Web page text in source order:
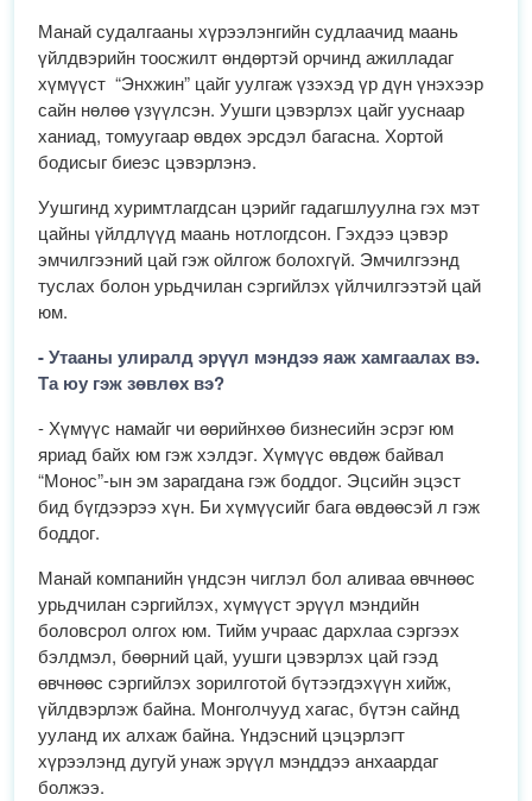
Манай судалгааны хүрээлэнгийн судлаачид маань
үйлдвэрийн тоосжилт өндөртэй орчинд ажилладаг
хүмүүст “Энхжин” цайг уулгаж үзэхэд үр дүн үнэхээр
сайн нөлөө үзүүлсэн. Уушги цэвэрлэх цайг ууснаар
ханиад, томуугаар өвдөх эрсдэл багасна. Хортой
бодисыг биеэс цэвэрлэнэ.
Уушгинд хуримтлагдсан цэрийг гадагшлуулна гэх мэт
цайны үйлдлүүд маань нотлогдсон. Гэхдээ цэвэр
эмчилгээний цай гэж ойлгож болохгүй. Эмчилгээнд
туслах болон урьдчилан сэргийлэх үйлчилгээтэй цай
юм.
- Утааны улиралд эрүүл мэндээ яаж хамгаалах вэ.
Та юу гэж зөвлөх вэ?
- Хүмүүс намайг чи өөрийнхөө бизнесийн эсрэг юм
яриад байх юм гэж хэлдэг. Хүмүүс өвдөж байвал
“Монос”-ын эм зарагдана гэж боддог. Эцсийн эцэст
бид бүгдээрээ хүн. Би хүмүүсийг бага өвдөөсэй л гэж
боддог.
Манай компанийн үндсэн чиглэл бол аливаа өвчнөөс
урьдчилан сэргийлэх, хүмүүст эрүүл мэндийн
боловсрол олгох юм. Тийм учраас дархлаа сэргээх
бэлдмэл, бөөрний цай, уушги цэвэрлэх цай гээд
өвчнөөс сэргийлэх зорилготой бүтээгдэхүүн хийж,
үйлдвэрлэж байна. Монголчууд хагас, бүтэн сайнд
ууланд их алхаж байна. Үндэсний цэцэрлэгт
хүрээлэнд дугуй унаж эрүүл мэнддээ анхаардаг
болжээ.